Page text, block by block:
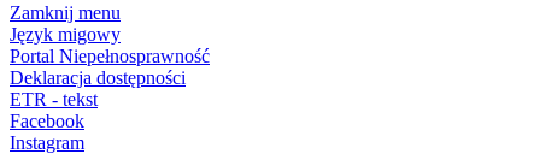
Zamknij menu
Język migowy
Portal Niepełnosprawność
Deklaracja dostępności
ETR - tekst
Facebook
Instagram